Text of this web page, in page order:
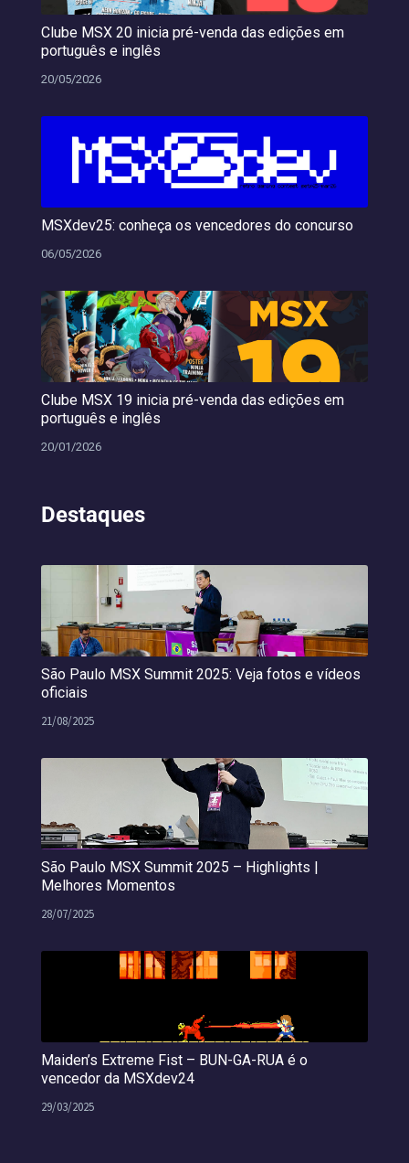
Clube MSX 20 inicia pré-venda das edições em
português e inglês
20/05/2026
MSXdev25: conheça os vencedores do concurso
06/05/2026
Clube MSX 19 inicia pré-venda das edições em
português e inglês
20/01/2026
Destaques
São Paulo MSX Summit 2025: Veja fotos e vídeos
oficiais
21/08/2025
São Paulo MSX Summit 2025 – Highlights |
Melhores Momentos
28/07/2025
Maiden’s Extreme Fist – BUN-GA-RUA é o
vencedor da MSXdev24
29/03/2025